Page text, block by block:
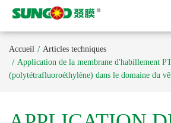
Accueil
Articles techniques
Application de la membrane d'habillement
(polytétrafluoroéthylène) dans le domaine du